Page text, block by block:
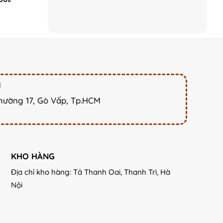
17, Gò Vấp, Tp.HCM
KHO HÀNG
Địa chỉ kho hàng: Tả Thanh Oai, Thanh Trì, Hà
Nội